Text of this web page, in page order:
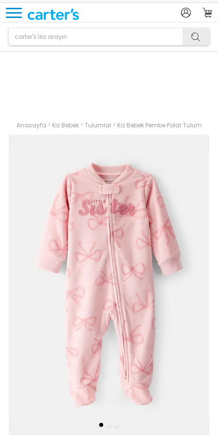
Anasayfa > Kız Bebek > Tulumlar > Kız Bebek Pembe Polar Tulum
Ürün sepetinize eklenmiştir.